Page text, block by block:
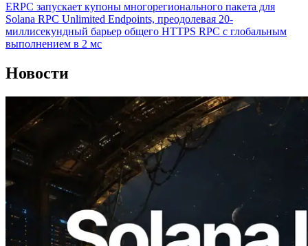
ERPC запускает купоны многорегионального пакета для
Solana RPC Unlimited Endpoints, преодолевая 20-
миллисекундный барьер общего HTTPS RPC с глобальным
выполнением в 2 мс
Новости